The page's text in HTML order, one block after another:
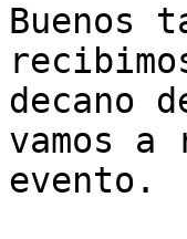
Buenos
decano
vamos
evento.